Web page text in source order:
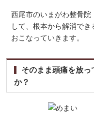
西尾市のいまがわ整骨院
して、根本から解消で
おこなっていきます。
そのまま頭痛を放
か？